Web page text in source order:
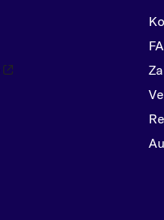
SKODA
SMART
SUZUKI